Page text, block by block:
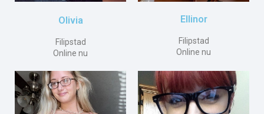
Olivia
Filipstad
Online nu
Ellinor
Filipstad
Online nu